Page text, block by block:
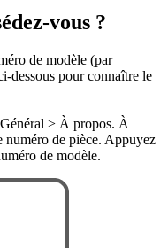
vous ?
de modèle (par
dessous pour connaître le
> À propos. À
numéro de pièce. Appuyez
de modèle.